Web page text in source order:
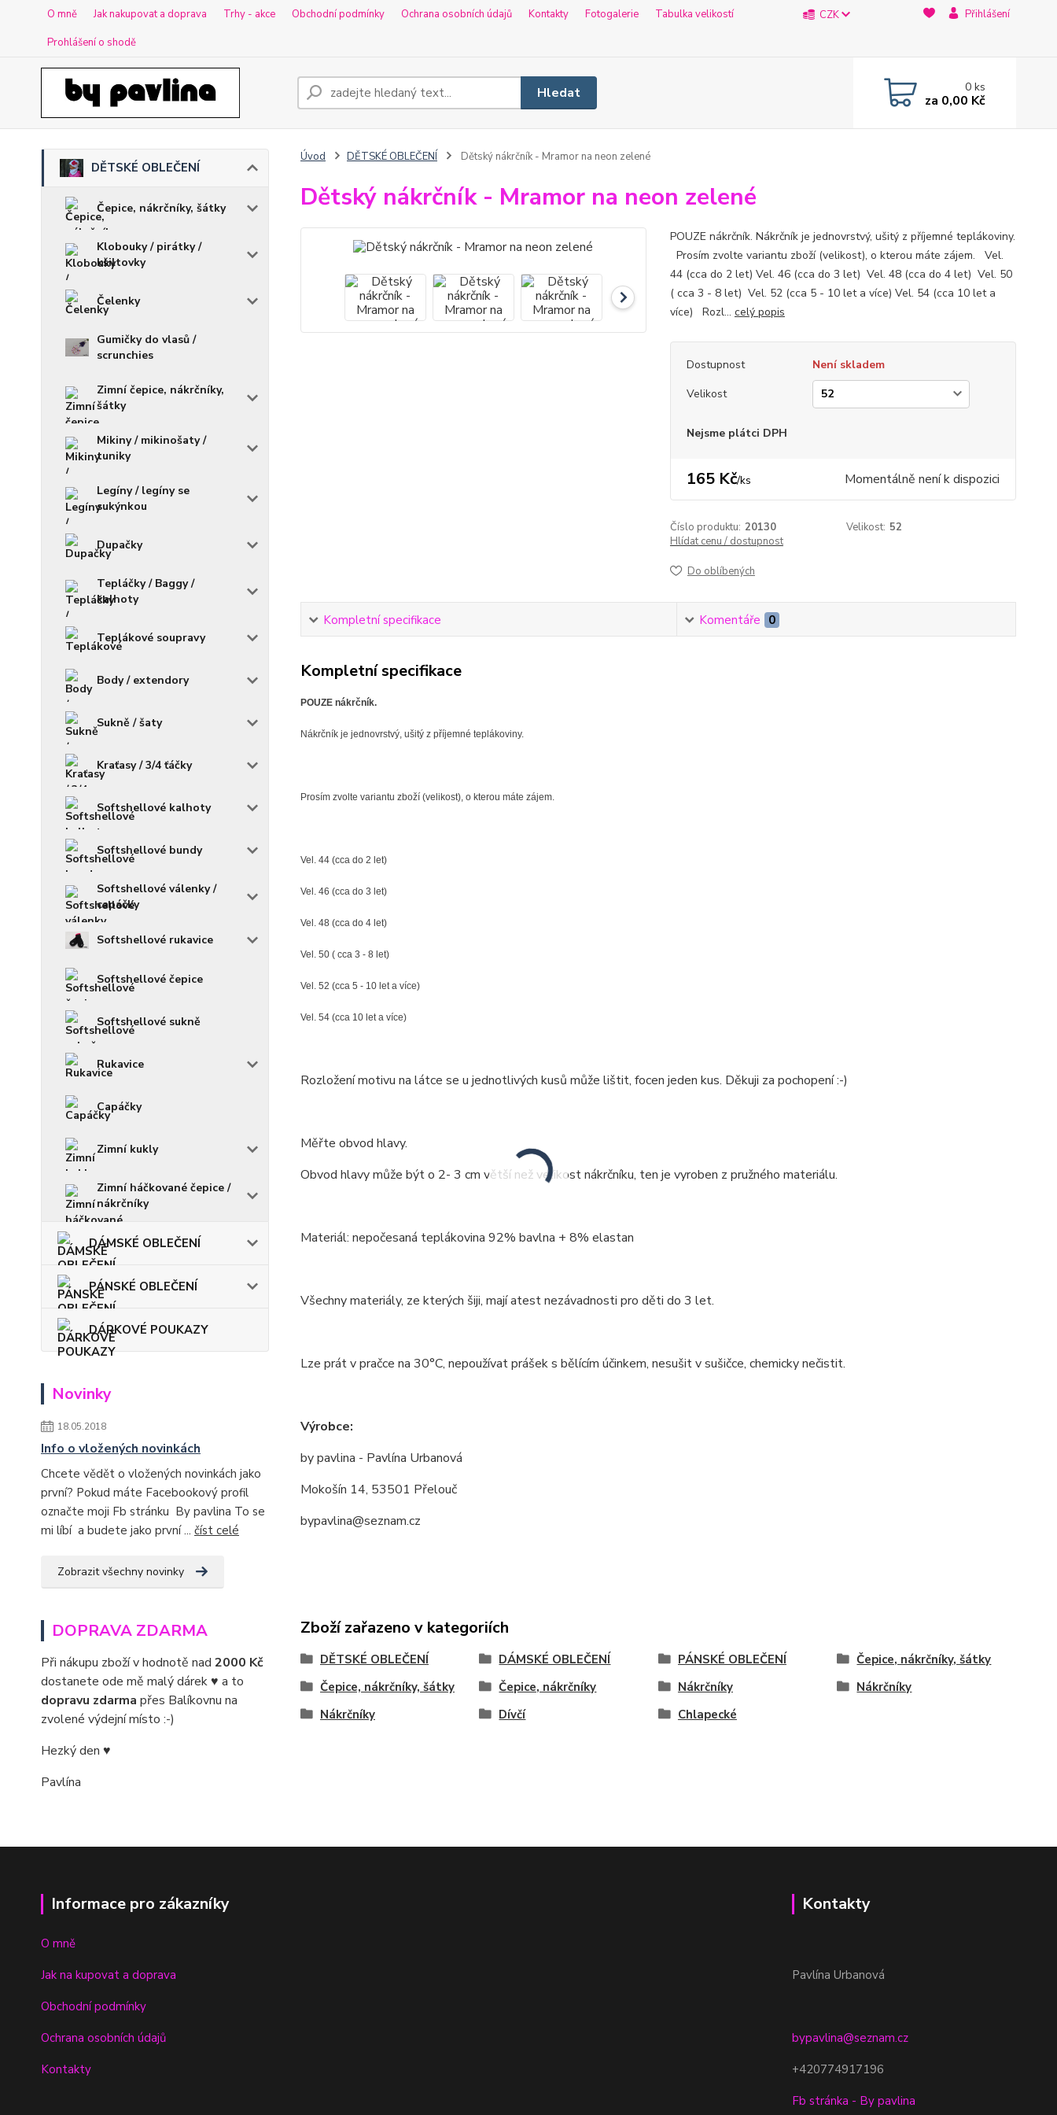
O mně Jak nakupovat a doprava Trhy - akce Obchodní podmínky Ochrana osobních údajů Kontakty Fotogalerie
Tabulka velikostí
Prohlášení o shodě
CZK Přihlášení
Hledat 0ks
za 0,00 Kč
DĚTSKÉ OBLEČENÍ
Čepice, nákrčníky, šátky
Klobouky / pirátky /
kšiltovky
Čelenky
Gumičky do vlasů /
scrunchies
Zimní čepice, nákrčníky,
šátky
Mikiny / mikinošaty /
tuniky
Legíny / legíny se
sukýnkou
Dupačky
Tepláčky / Baggy /
kalhoty
Teplákové soupravy
Body / extendory
Sukně / šaty
Kraťasy / 3/4 ťáčky
Softshellové kalhoty
Softshellové bundy
Softshellové válenky /
capáčky
Softshellové rukavice
Softshellové čepice
Softshellové sukně
Rukavice
Capáčky
Zimní kukly
Zimní háčkované čepice /
nákrčníky
DÁMSKÉ OBLEČENÍ
PÁNSKÉ OBLEČENÍ
DÁRKOVÉ POUKAZY
Novinky
18.05.2018
Info o vložených novinkách
Chcete vědět o vložených novinkách jako
první? Pokud máte Facebookový profil
označte moji Fb stránku By pavlina To se
mi líbí a budete jako první ... číst celé
Zobrazit všechny novinky
DOPRAVA ZDARMA
Při nákupu zboží v hodnotě nad 2000 Kč
dostanete ode mě malý dárek ♥ a to
dopravu zdarma přes Balíkovnu na
zvolené výdejní místo :-)
Hezký den ♥
Pavlína
Úvod DĚTSKÉ OBLEČENÍ Dětský nákrčník - Mramor na neon zelené
Dětský nákrčník - Mramor na neon zelené
POUZE nákrčník. Nákrčník je jednovrstvý, ušitý z příjemné teplákoviny.
Prosím zvolte variantu zboží (velikost), o kterou máte zájem. Vel.
44 (cca do 2 let) Vel. 46 (cca do 3 let) Vel. 48 (cca do 4 let) Vel. 50
( cca 3 - 8 let) Vel. 52 (cca 5 - 10 let a více) Vel. 54 (cca 10 let a
více) Rozl... celý popis
Dostupnost
Není skladem
Velikost
Nejsme plátci DPH
165 Kč/ks Momentálně není k dispozici
Číslo produktu: 20130 Velikost: 52
Hlídat cenu / dostupnost
Do oblíbených
Kompletní specifikace Komentáře 0
Kompletní specifikace
POUZE nákrčník.
Nákrčník je jednovrstvý, ušitý z příjemné teplákoviny.
Prosím zvolte variantu zboží (velikost), o kterou máte zájem.
Vel. 44 (cca do 2 let)
Vel. 46 (cca do 3 let)
Vel. 48 (cca do 4 let)
Vel. 50 ( cca 3 - 8 let)
Vel. 52 (cca 5 - 10 let a více)
Vel. 54 (cca 10 let a více)
Rozložení motivu na látce se u jednotlivých kusů může lištit, focen jeden kus. Děkuji za pochopení :-)
Měřte obvod hlavy.
Obvod hlavy může být o 2- 3 cm větší než velikost nákrčníku, ten je vyroben z pružného materiálu.
Materiál: nepočesaná teplákovina 92% bavlna + 8% elastan
Všechny materiály, ze kterých šiji, mají atest nezávadnosti pro děti do 3 let.
Lze prát v pračce na 30°C, nepoužívat prášek s bělícím účinkem, nesušit v sušičce, chemicky nečistit.
Výrobce:
by pavlina - Pavlína Urbanová
Mokošín 14, 53501 Přelouč
bypavlina@seznam.cz
Zboží zařazeno v kategoriích
DĚTSKÉ OBLEČENÍ DÁMSKÉ OBLEČENÍ PÁNSKÉ OBLEČENÍ
Čepice, nákrčníky, šátky
Čepice, nákrčníky, šátky
Čepice, nákrčníky Nákrčníky
Nákrčníky
Nákrčníky
Dívčí Chlapecké
Informace pro zákazníky
O mně
Jak na kupovat a doprava
Obchodní podmínky
Ochrana osobních údajů
Kontakty
Kontakty
Pavlína Urbanová
bypavlina@seznam.cz
+420774917196
Fb stránka - By pavlina